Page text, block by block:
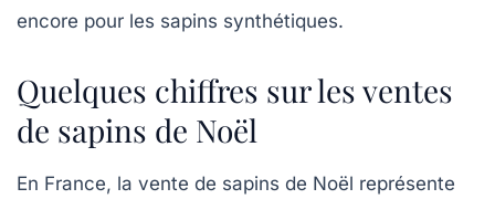
encore pour les sapins synthétiques.
Quelques chiffres sur les ventes
de sapins de Noël
En France, la vente de sapins de Noël représente